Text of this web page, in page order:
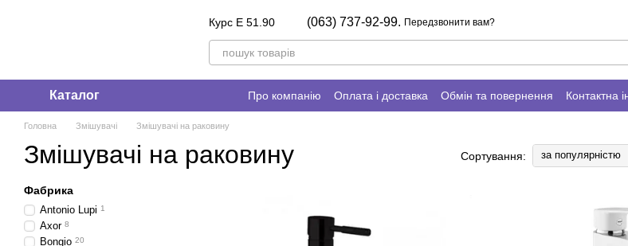
Курс E 51.90
(063) 737-92-99. Передзвонити вам?
Каталог Про компанію Оплата і доставка Обмін та повернення Контактна
Головна Змішувачі Змішувачі на раковину
Змішувачі на раковину Сортування: за популярністю
Фабрика
Antonio Lupi 1
Axor 8
Bongio 20